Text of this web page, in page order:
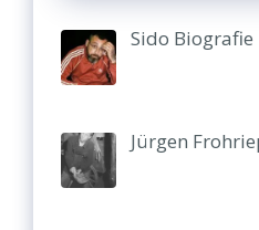
Sido Biografie
Jürgen